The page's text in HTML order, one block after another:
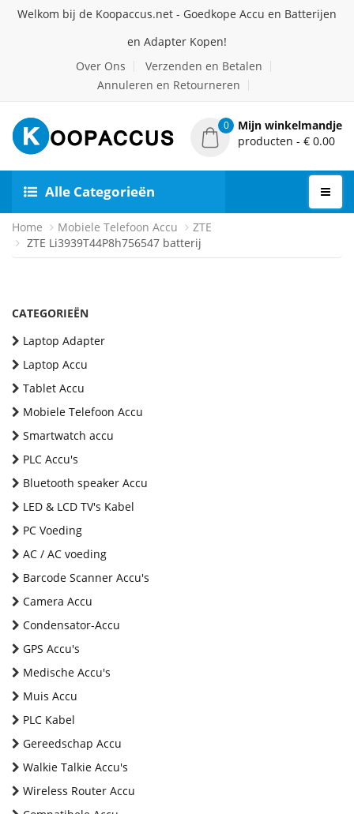
Welkom bij de Koopaccus.net - Goedkope Accu en Batterijen
en Adapter Kopen!
Over Ons
Verzenden en Betalen
Annuleren en Retourneren
0
Mijn winkelmandje
producten - € 0.00
Alle Categorieën
Home Mobiele Telefoon Accu
ZTE
ZTE Li3939T44P8h756547 batterij
CATEGORIEËN
Laptop Adapter
Laptop Accu
Tablet Accu
Mobiele Telefoon Accu
Smartwatch accu
PLC Accu's
Bluetooth speaker Accu
LED & LCD TV's Kabel
PC Voeding
AC / AC voeding
Barcode Scanner Accu's
Camera Accu
Condensator-Accu
GPS Accu's
Medische Accu's
Muis Accu
PLC Kabel
Gereedschap Accu
Walkie Talkie Accu's
Wireless Router Accu